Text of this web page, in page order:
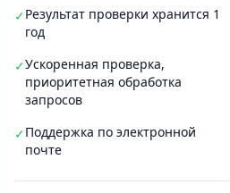
✓Результат проверки хранится 1
год
✓Ускоренная проверка,
приоритетная обработка
запросов
✓Поддержка по электронной
почте